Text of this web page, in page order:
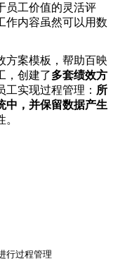
员工价值的灵活评
作内容虽然可以用数
方案模板，帮助百映
，创建了多套绩效方
实现过程管理： 所
中，并保留数据产生
行过程管理